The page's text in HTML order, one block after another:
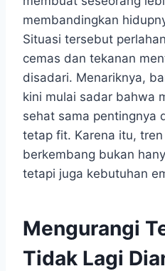
membandingkan
Situasi tersebut
cemas dan tekanan
disadari. Menariknya,
kini mulai sadar bahwa
sehat sama pentingnya
tetap fit. Karena itu,
berkembang bukan
tetapi juga kebutuhan
Mengurangi
Tidak Lagi